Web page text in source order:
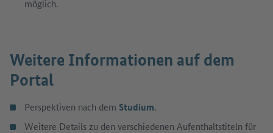
möglich.
Weitere Informationen auf dem
Portal
Perspektiven nach dem Studium.
Weitere Details zu den verschiedenen Aufenthaltstiteln für